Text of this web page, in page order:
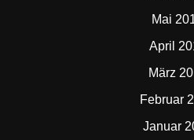
Mai
April
März
Februar
Januar